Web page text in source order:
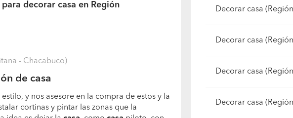
decorar casa en Región
- Chacabuco)
de casa
y nos asesore en la compra de estos y la
cortinas y pintar las zonas que la